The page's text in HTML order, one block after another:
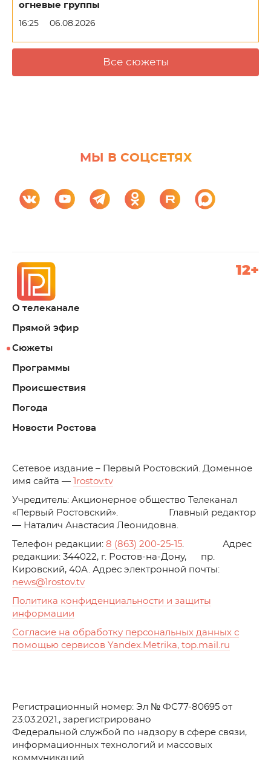
огневые группы
16:25 06.08.2026
Все сюжеты
МЫ В СОЦСЕТЯХ
О телеканале
Прямой эфир
Сюжеты
Программы
Происшествия
Погода
Новости Ростова
12+
Cетевое издание – Первый Ростовский. Доменное
имя сайта —
1rostov.tv
Учредитель: Акционерное общество Телеканал
«Первый Ростовский». Главный редактор
— Наталич Анастасия Леонидовна.
Телефон редакции: 8 (863) 200-25-15. Адрес
редакции: 344022, г. Ростов-на-Дону, пр.
Кировский, 40А. Адрес электронной почты:
news@1rostov.tv
Политика конфиденциальности и защиты
информации
Согласие на обработку персональных данных с
помощью сервисов Yandex.Metrika, top.mail.ru
Регистрационный номер: Эл № ФС77-80695 от
23.03.2021., зарегистрировано
Федеральной службой по надзору в сфере связи,
информационных технологий и массовых
коммуникаций.